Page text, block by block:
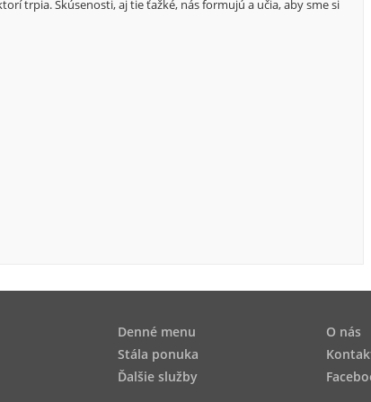
trpia. Skúsenosti, aj tie ťažké, nás formujú a učia, aby sme si
Denné menu
Stála ponuka
Ďalšie služby
O nás